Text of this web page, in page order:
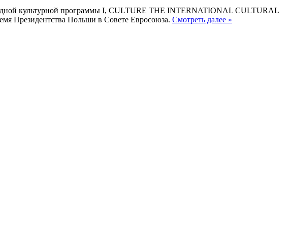
культурной программы I, CULTURE THE INTERNATIONAL CULTURAL
Президентства Польши в Совете Евросоюза. Смотреть далее »